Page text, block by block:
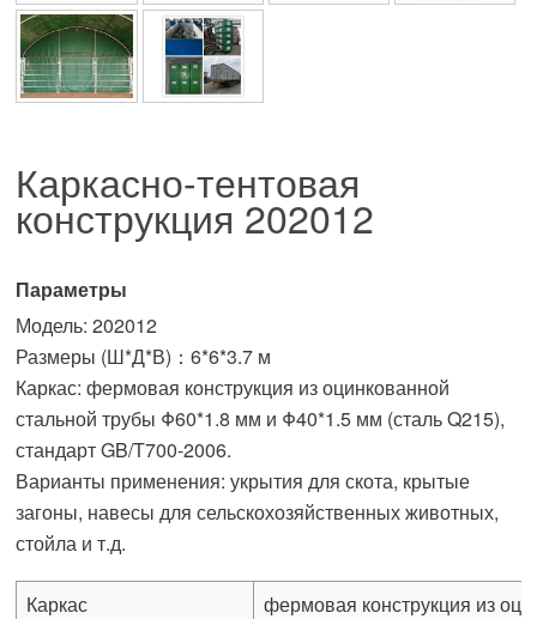
Каркасно-тентовая
конструкция202012
Параметры
Модель: 202012
Размеры (Ш*Д*В)：6*6*3.7 м
Каркас: фермовая конструкция из оцинкованной
стальной трубы Φ60*1.8 мм и Φ40*1.5 мм (сталь Q215),
стандарт GB/T700-2006.
Варианты применения: укрытия для скота, крытые
загоны, навесы для сельскохозяйственных животных,
стойла и т.д.
Каркас
фермовая конструкция из